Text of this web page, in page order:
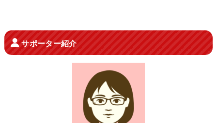
サポーター紹介